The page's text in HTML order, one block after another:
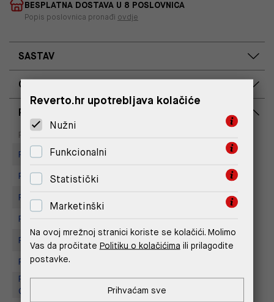
BESPLATNA DOSTAVA U 8 POSLOVNICA
Popis poslovnica pronađi ovdje
SASTAV
OPIS PROIZVODA
RASPOLOŽIVOST PO POSLOVNICAMA
Poslovnica
Replay Store, City Center One
Replay store, Arena centar
Replay Store, Joker Centar
Replay Store, Mall of Split
Replay store, Tower Centar
Replay Store, Supernova Zadar
Replay Outlet Store, Designer
Outlet Croatia
Reverto.hr upotrebljava kolačiće
Nužni
Funkcionalni
Statistički
Marketinški
Na ovoj mrežnoj stranici koriste se kolačići. Molimo
Vas da pročitate Politiku o kolačićima ili prilagodite
postavke.
Prihvaćam sve